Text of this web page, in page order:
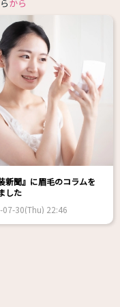
から
新聞』に眉毛のコラムを
した
07-30(Thu) 22:46